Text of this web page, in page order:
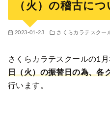
（火）の稽古につ
2023-01-23 さくらカラテスクー
さくらカラテスクールの1
日（火）の振替日の為、各
行います。